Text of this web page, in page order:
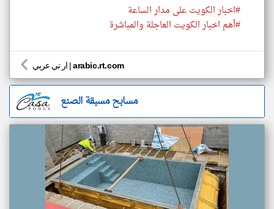
#اخبار الكويت على مدار الساعة
#أهم اخبار الكويت العاجلة والمباشرة
ار تي عربي |arabic.rt.com
مسابح مسبقة الصنع